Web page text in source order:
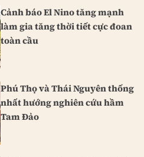
Cảnh báo El Nino tăng mạnh
làm gia tăng thời tiết cực đoan
toàn cầu
Phú Thọ và Thái Nguyên thống
nhất hướng nghiên cứu hầm
Tam Đảo